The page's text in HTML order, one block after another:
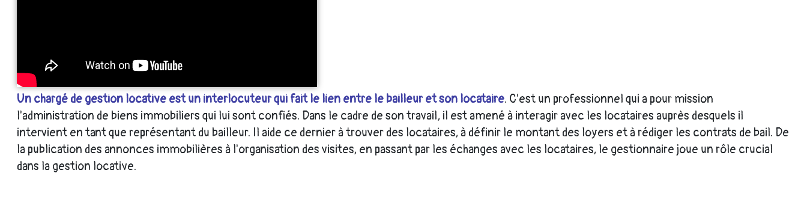
Un chargé de gestion locative est un interlocuteur qui fait le lien entre le bailleur et son locataire. C'est un professionnel qui a pour mission
l'administration de biens immobiliers qui lui sont confiés. Dans le cadre de son travail, il est amené à interagir avec les locataires auprès desquels il
intervient en tant que représentant du bailleur. Il aide ce dernier à trouver des locataires, à définir le montant des loyers et à rédiger les contrats de bail. De
la publication des annonces immobilières à l'organisation des visites, en passant par les échanges avec les locataires, le gestionnaire joue un rôle crucial
dans la gestion locative.